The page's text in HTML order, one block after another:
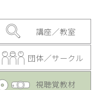
講座／教室
団体／サークル
視聴覚教材